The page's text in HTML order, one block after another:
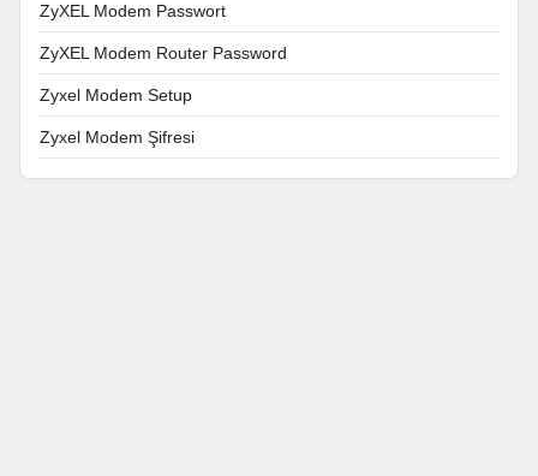
ZyXEL Modem Passwort
ZyXEL Modem Router Password
Zyxel Modem Setup
Zyxel Modem Şifresi